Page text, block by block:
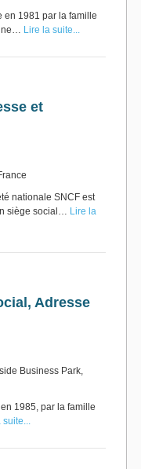
en 1981 par la famille
Lire la suite...
et
nationale SNCF est
siège social… Lire la
Adresse
Business Park,
1985, par la famille
suite...